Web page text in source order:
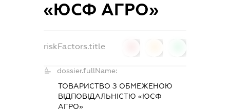
«ЮСФ АГРО»
riskFactors.title
dossier.fullName:
ТОВАРИСТВО З ОБМЕЖЕНОЮ
ВІДПОВІДАЛЬНІСТЮ «ЮСФ
АГРО»